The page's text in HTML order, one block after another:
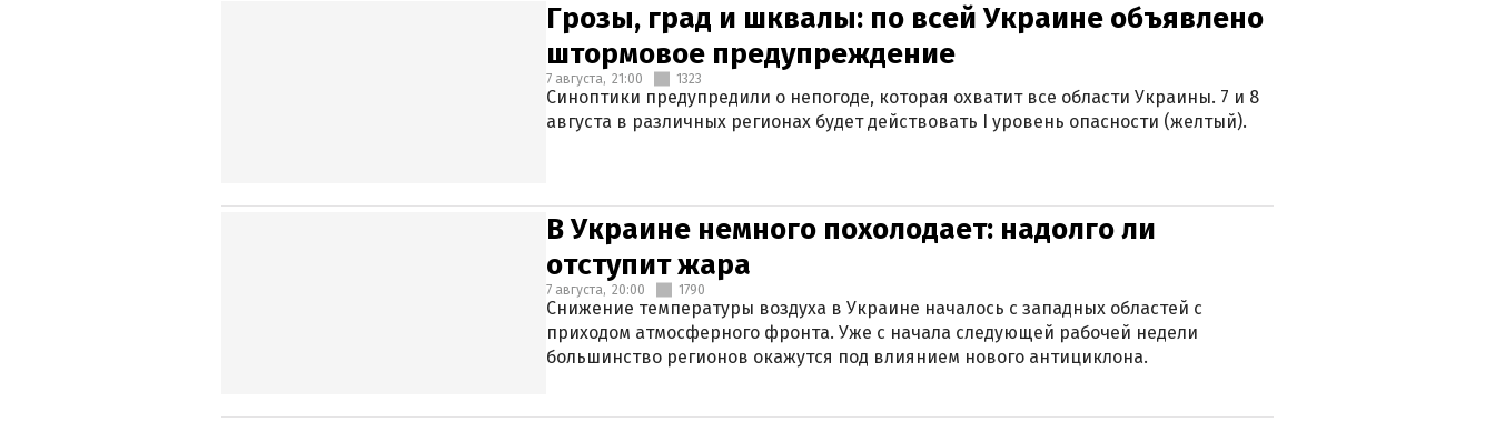
Грозы, град и шквалы: по всей Украине объявлено
штормовое предупреждение
7 августа, 21:00 1323
Синоптики предупредили о непогоде, которая охватит все области Украины. 7 и 8
августа в различных регионах будет действовать I уровень опасности (желтый).
В Украине немного похолодает: надолго ли
отступит жара
7 августа, 20:00 1790
Снижение температуры воздуха в Украине началось с западных областей с
приходом атмосферного фронта. Уже с начала следующей рабочей недели
большинство регионов окажутся под влиянием нового антициклона.